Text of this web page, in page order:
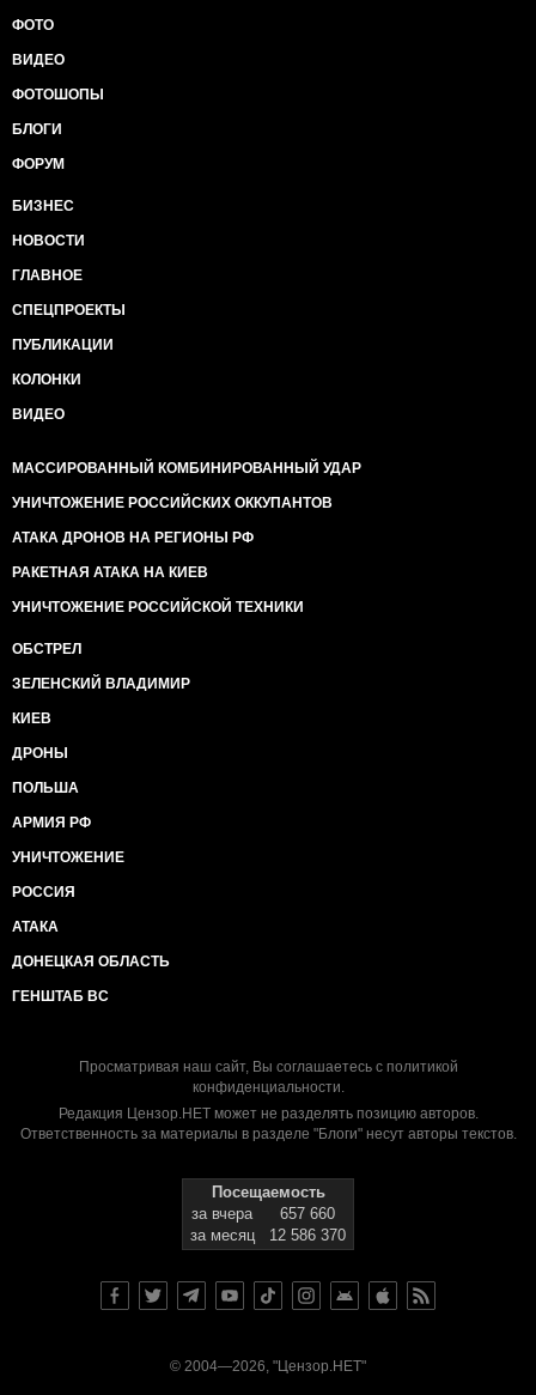
ФОТО
ВИДЕО
ФОТОШОПЫ
БЛОГИ
ФОРУМ
БИЗНЕС
НОВОСТИ
ГЛАВНОЕ
СПЕЦПРОЕКТЫ
ПУБЛИКАЦИИ
КОЛОНКИ
ВИДЕО
МАССИРОВАННЫЙ КОМБИНИРОВАННЫЙ УДАР
УНИЧТОЖЕНИЕ РОССИЙСКИХ ОККУПАНТОВ
АТАКА ДРОНОВ НА РЕГИОНЫ РФ
РАКЕТНАЯ АТАКА НА КИЕВ
УНИЧТОЖЕНИЕ РОССИЙСКОЙ ТЕХНИКИ
ОБСТРЕЛ
ЗЕЛЕНСКИЙ ВЛАДИМИР
КИЕВ
ДРОНЫ
ПОЛЬША
АРМИЯ РФ
УНИЧТОЖЕНИЕ
РОССИЯ
АТАКА
ДОНЕЦКАЯ ОБЛАСТЬ
ГЕНШТАБ ВС
Просматривая наш сайт, Вы соглашаетесь с политикой
конфиденциальности.
Редакция Цензор.НЕТ может не разделять позицию авторов.
Ответственность за материалы в разделе "Блоги" несут авторы текстов.
Посещаемость
за вчера
657 660
за месяц
12 586 370
© 2004—2026, "Цензор.НЕТ"